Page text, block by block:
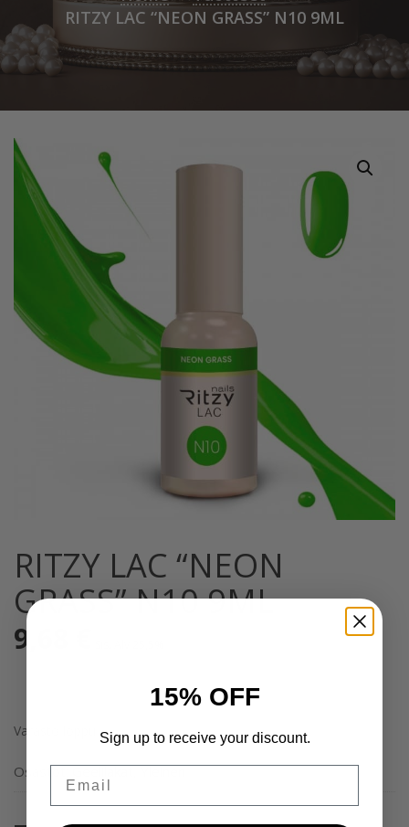
RITZY LAC “NEON GRASS” N10 9ML
RITZY LAC “NEON
GRASS” N10 9ML
9,68
Varasto loppu
Osastot:Geelilakat,Yleinen
15% OFF
Sign up to receive your discount.